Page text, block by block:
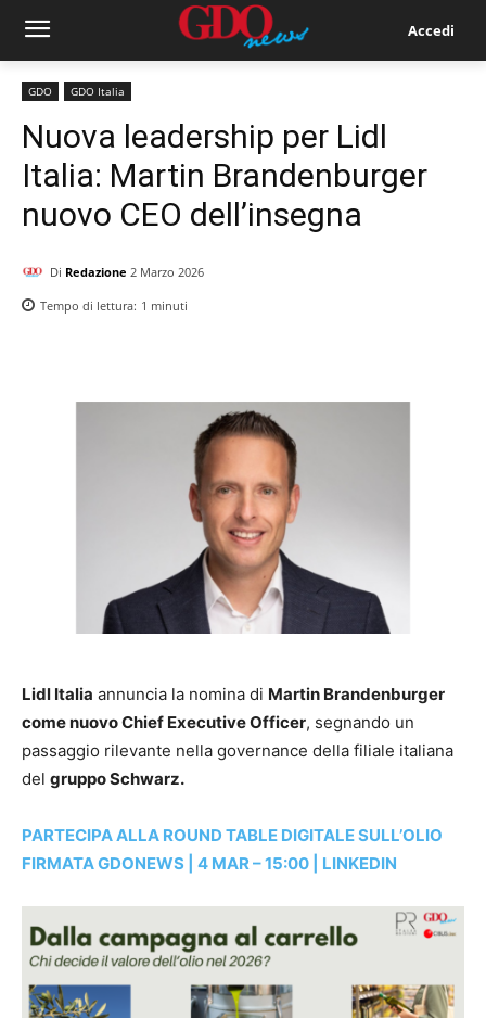
Accedi
GDO GDO Italia
Nuova leadership per Lidl
Italia: Martin Brandenburger
nuovo CEO dell’insegna
Di Redazione 2 Marzo 2026
Tempo di lettura: 1 minuti
Lidl Italia annuncia la nomina di Martin Brandenburger
come nuovo Chief Executive Officer, segnando un
passaggio rilevante nella governance della filiale italiana
del gruppo Schwarz.
PARTECIPA ALLA ROUND TABLE DIGITALE SULL’OLIO
FIRMATA GDONEWS | 4 MAR – 15:00 | LINKEDIN